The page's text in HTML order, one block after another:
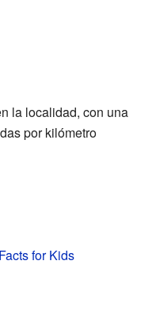
la localidad, con una
por kilómetro
for Kids